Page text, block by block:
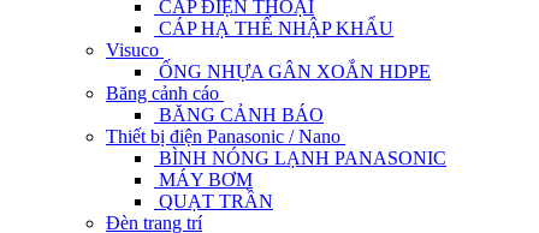
CÁP ĐIỆN THOẠI
CÁP HẠ THẾ NHẬP KHẨU
Visuco
ỐNG NHỰA GÂN XOẮN HDPE
Băng cảnh cáo
BĂNG CẢNH BÁO
Thiết bị điện Panasonic / Nano
BÌNH NÓNG LẠNH PANASONIC
MÁY BƠM
QUẠT TRẦN
Đèn trang trí